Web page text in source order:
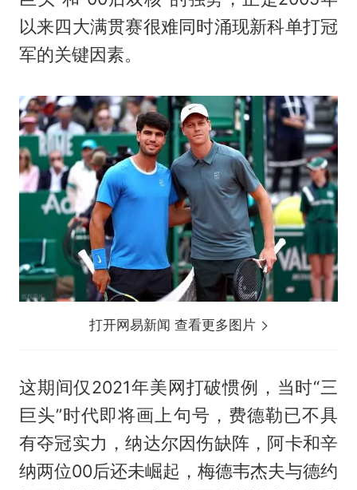
以来四大满贯赛很难同时涌现新科单打冠
军的关键因素。
打开网易新闻 查看更多图片
这期间仅2021年美网打破惯例，当时“三
巨头”时代即将画上句号，费德勒已不具
有夺冠实力，纳达尔因伤缺阵，阿卡和辛
纳两位00后还未崛起，梅德韦杰夫与德约